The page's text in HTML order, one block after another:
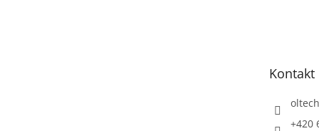
Kontakt
oltech
+420